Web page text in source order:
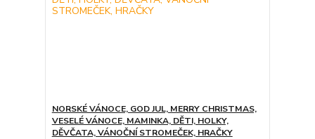
NORSKÉ VÁNOCE, GOD JUL, MERRY CHRISTMAS,
VESELÉ VÁNOCE, MAMINKA, DĚTI, HOLKY,
DĚVČATA, VÁNOČNÍ STROMEČEK, HRAČKY